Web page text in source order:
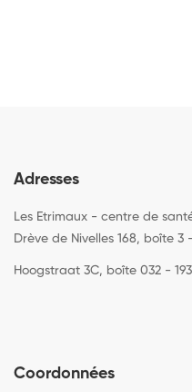
Adresses
Les Etrimaux - centre de
Drève de Nivelles 168, boîte
Hoogstraat 3C, boîte 032 -
Coordonnées